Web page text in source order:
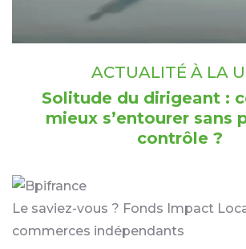
ACTUALITÉ À LA
Solitude du dirigeant :
mieux s’entourer sans
contrôle ?
Le saviez-vous ? Fonds Impact
commerces indépendants